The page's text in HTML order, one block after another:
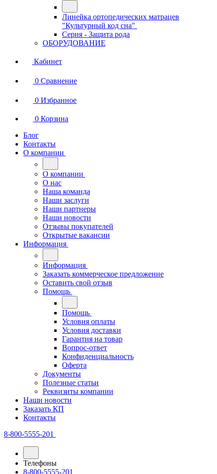
Линейка ортопедических матрацев
"Культурный код сна"
Серия - Защита рода
ОБОРУДОВАНИЕ
Кабинет
0 Сравнение
0 Избранное
0 Корзина
Блог
Контакты
О компании
О компании
О нас
Наша команда
Наши заслуги
Наши партнеры
Наши новости
Отзывы покупателей
Открытые вакансии
Информация
Информация
Заказать коммерческое предложение
Оставить свой отзыв
Помощь
Помощь
Условия оплаты
Условия доставки
Гарантия на товар
Вопрос-ответ
Конфиденциальность
Оферта
Документы
Полезные статьи
Реквизиты компании
Наши новости
Заказать КП
Контакты
8-800-5555-201
Телефоны
8-800-5555-201